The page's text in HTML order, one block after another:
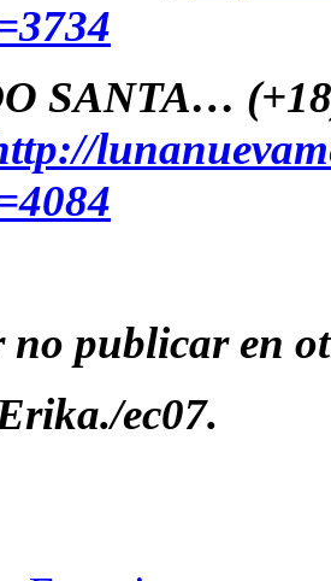
SANTA…
publicar en
ec07.